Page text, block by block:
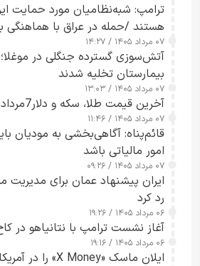
ترامپ: شبه‌نظامیان مورد حمایت
هستند /حمله در عراق با هماهنگی
۰۷ مرداد ۱۴۰۵ / ۱۴:۲۷
آتش‌سوزی گسترده جنگلی در
بیمارستان تخلیه شدند
۰۷ مرداد ۱۴۰۵ / ۱۳:۰۳
آخرین قیمت طلا، سکه و دلار7مرداد1405
۰۷ مرداد ۱۴۰۵ / ۱۱:۴۶
قائم‌پناه: آگاهی‌بخشی به مودیان
امور مالیاتی باشد
۰۷ مرداد ۱۴۰۵ / ۰۹:۲۶
ایران پیشنهاد عمان برای مدیریت
رد کرد
۰۶ مرداد ۱۴۰۵ / ۱۹:۲۶
آغاز نشست ترامپ با نتانیاهو در
۰۶ مرداد ۱۴۰۵ / ۱۹:۱۶
ایلان ماسک «X Money» را در آمریکا راه‌اندازی کرد